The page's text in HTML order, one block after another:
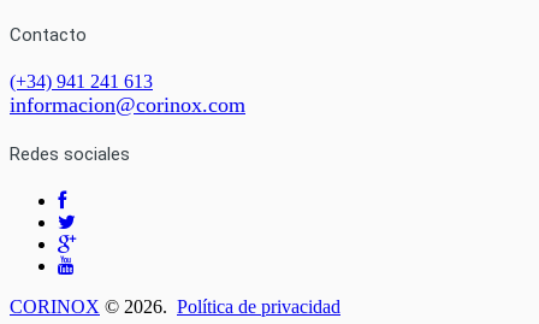
Contacto
(+34) 941 241 613
informacion@corinox.com
Redes sociales
CORINOX © 2026. Política de privacidad